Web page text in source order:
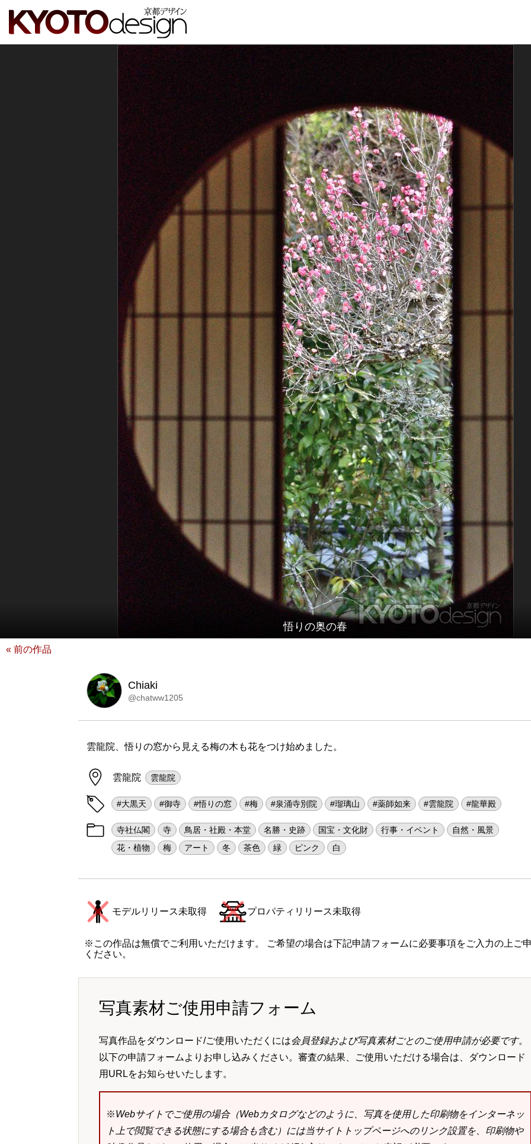
悟りの奥の春
« 前の作品
Chiaki
@chatww1205
雲龍院、悟りの窓から見える梅の木も花をつけ始めました。
雲龍院 雲龍院
#大黒天 #御寺 #悟りの窓 #梅 #泉涌寺別院 #瑠璃山 #薬師如来 #雲龍院 #龍華殿
寺社仏閣 寺 鳥居・社殿・本堂 名勝・史跡 国宝・文化財 行事・イベント
自然・風景
花・植物
梅 アート 冬 茶色 緑 ピンク 白
モデルリリース未取得 プロパティリリース未取得
※この作品は無償でご利用いただけます。 ご希望の場合は下記申請フォームに必要事項をご入力の上ご
ください。
写真素材ご使用申請フォーム
写真作品をダウンロード/ご使用いただくには会員登録および写真素材ごとのご使用申請が必要です。
以下の申請フォームよりお申し込みください。審査の結果、ご使用いただける場合は、ダウンロード
用URLをお知らせいたします。
※Webサイトでご使用の場合（Webカタログなどのように、写真を使用した印刷物をインターネッ
ト上で閲覧できる状態にする場合も含む）には当サイトトップページへのリンク設置を、印刷物や